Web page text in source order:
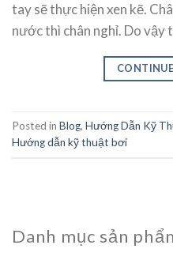
tay sẽ thực hiện xen kẽ.
nước thì chân nghỉ. Do vậy
Posted in Blog, Hướng Dẫn Kỹ
Hướng dẫn kỹ thuật bơi
Danh mục sản